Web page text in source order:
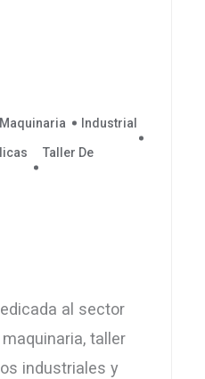
Industrial
Taller De
al sector
taller
industriales y